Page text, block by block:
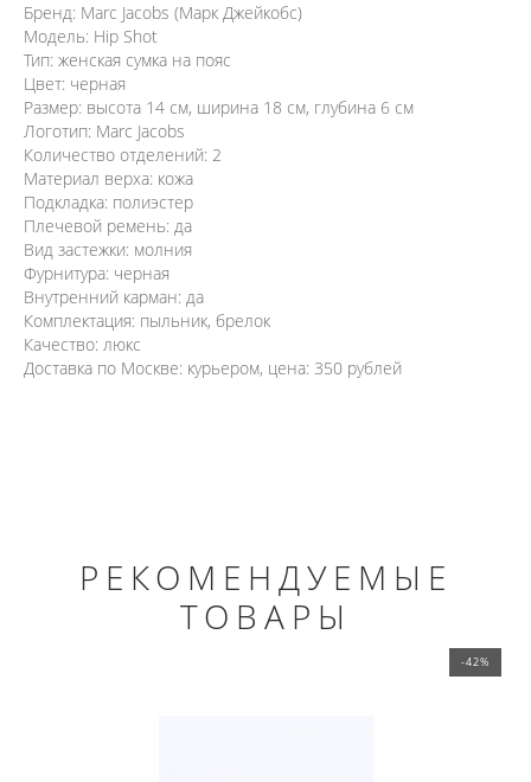
Бренд: Marc Jacobs (Марк Джейкобс)
Модель: Hip Shot
Тип: женская сумка на пояс
Цвет: черная
Размер: высота 14 см, ширина 18 см, глубина 6 см
Логотип: Marc Jacobs
Количество отделений: 2
Материал верха: кожа
Подкладка: полиэстер
Плечевой ремень: да
Вид застежки: молния
Фурнитура: черная
Внутренний карман: да
Комплектация: пыльник, брелок
Качество: люкс
Доставка по Москве: курьером, цена: 350 рублей
РЕКОМЕНДУЕМЫЕ
ТОВАРЫ
-42%